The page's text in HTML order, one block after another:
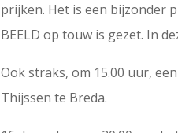
prijken. Het is een bijzonder
BEELD op touw is gezet. In
Ook straks, om 15.00 uur,
Thijssen te Breda.